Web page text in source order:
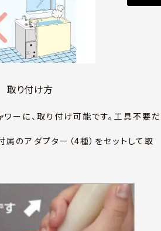
取り付け方
ーに、取り付け可能です。工具不要だ
のアダプター（4種）をセットして取